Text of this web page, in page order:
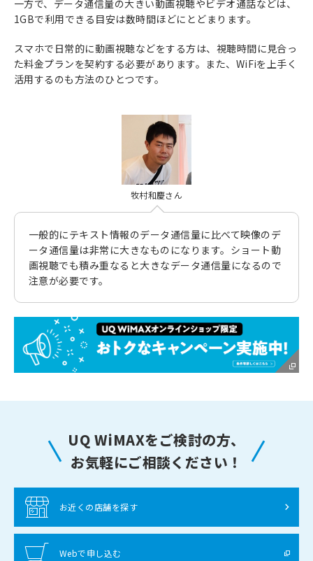
一方で、データ通信量の大きい動画視聴やビデオ通話などは、
1GBで利用できる目安は数時間ほどにとどまります。
スマホで日常的に動画視聴などをする方は、視聴時間に見合っ
た料金プランを契約する必要があります。また、WiFiを上手く
活用するのも方法のひとつです。
牧村和慶さん
一般的にテキスト情報のデータ通信量に比べて映像のデ
ータ通信量は非常に大きなものになります。ショート動
画視聴でも積み重なると大きなデータ通信量になるので
注意が必要です。
UQ WiMAXをご検討の方、
お気軽にご相談ください！
お近くの店舗を探す
Webで申し込む